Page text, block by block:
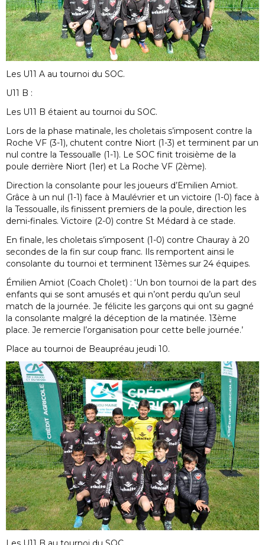
Les U11 A au tournoi du SOC.
U11 B :
Les U11 B étaient au tournoi du SOC.
Lors de la phase matinale, les choletais s’imposent contre la
Roche VF (3-1), chutent contre Niort (1-3) et terminent par un
nul contre la Tessoualle (1-1). Le SOC finit troisième de la
poule derrière Niort (1er) et La Roche VF (2ème).
Direction la consolante pour les joueurs d’Emilien Amiot.
Grâce à un nul (1-1) face à Maulévrier et un victoire (1-0) face à
la Tessoualle, ils finissent premiers de la poule, direction les
demi-finales. Victoire (2-0) contre St Médard à ce stade.
En finale, les choletais s’imposent (1-0) contre Chauray à 20
secondes de la fin sur coup franc. Ils remportent ainsi le
consolante du tournoi et terminent 13èmes sur 24 équipes.
Émilien Amiot (Coach Cholet) : ‘Un bon tournoi de la part des
enfants qui se sont amusés et qui n’ont perdu qu’un seul
match de la journée. Je félicite les garçons qui ont su gagné
la consolante malgré la déception de la matinée. 13ème
place. Je remercie l’organisation pour cette belle journée.’
Place au tournoi de Beaupréau jeudi 10.